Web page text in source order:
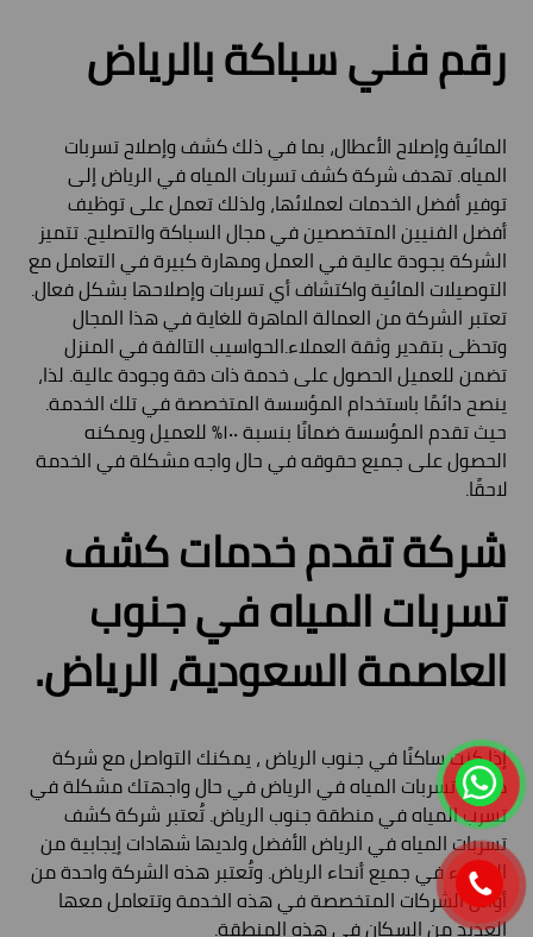
رقم فني سباكة بالرياض
المائية وإصلاح الأعطال، بما في ذلك كشف وإصلاح تسربات
المياه. تهدف شركة كشف تسربات المياه في الرياض إلى
توفير أفضل الخدمات لعملائها، ولذلك تعمل على توظيف
أفضل الفنيين المتخصصين في مجال السباكة والتصليح. تتميز
الشركة بجودة عالية في العمل ومهارة كبيرة في التعامل مع
التوصيلات المائية واكتشاف أي تسربات وإصلاحها بشكل فعال.
تعتبر الشركة من العمالة الماهرة للغاية في هذا المجال
وتحظى بتقدير وثقة العملاء.الحواسيب التالفة في المنزل
تضمن للعميل الحصول على خدمة ذات دقة وجودة عالية. لذا،
ينصح دائمًا باستخدام المؤسسة المتخصصة في تلك الخدمة.
حيث تقدم المؤسسة ضمانًا بنسبة ١٠٠٪ للعميل ويمكنه
الحصول على جميع حقوقه في حال واجه مشكلة في الخدمة
لاحقًا.
شركة تقدم خدمات كشف
تسربات المياه في جنوب
العاصمة السعودية، الرياض.
إذا كنت ساكنًا في جنوب الرياض ، يمكنك التواصل مع شركة
كشف تسربات المياه في الرياض في حال واجهتك مشكلة في
تسرب المياه في منطقة جنوب الرياض. تُعتبر شركة كشف
تسربات المياه في الرياض الأفضل ولديها شهادات إيجابية من
العملاء في جميع أنحاء الرياض. وتُعتبر هذه الشركة واحدة من
أوائل الشركات المتخصصة في هذه الخدمة وتتعامل معها
العديد من السكان في هذه المنطقة.